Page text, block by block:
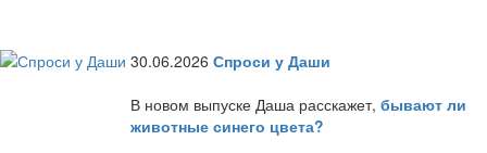
30.06.2026 Спроси у Даши
В новом выпуске Даша расскажет, бывают ли
животные синего цвета?